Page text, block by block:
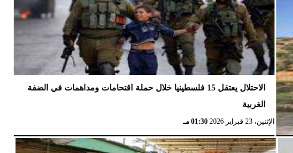
الاحتلال يعتقل 15 فلسطينيا خلال حملة اقتحامات ومداهمات في الضفة
الغربية
الإثنين، 23 فبراير 2026 01:30 مـ